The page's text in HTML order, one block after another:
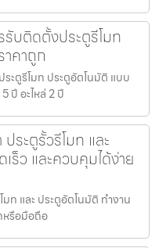
บติดตั้งประตูรีโมท
คาถูก
ะตูรีโมท ประตูอัตโนมัติ แบบ
ปี อะไหล่ 2 ปี
ระตูรั้วรีโมท และ
ร็ว และควบคุมได้ง่าย
ท และ ประตูอัตโนมัติ ทำงาน
หรือมือถือ